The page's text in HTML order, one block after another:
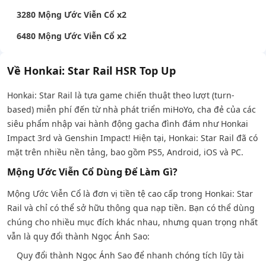
3280 Mộng Ước Viễn Cổ x2
6480 Mộng Ước Viễn Cổ x2
Về Honkai: Star Rail HSR Top Up
Honkai: Star Rail là tựa game chiến thuật theo lượt (turn-
based) miễn phí đến từ nhà phát triển miHoYo, cha đẻ của các
siêu phẩm nhập vai hành động gacha đình đám như Honkai
Impact 3rd và Genshin Impact! Hiện tại, Honkai: Star Rail đã có
mặt trên nhiều nền tảng, bao gồm PS5, Android, iOS và PC.
Mộng Ước Viễn Cổ Dùng Để Làm Gì?
Mộng Ước Viễn Cổ là đơn vị tiền tệ cao cấp trong Honkai: Star
Rail và chỉ có thể sở hữu thông qua nạp tiền. Bạn có thể dùng
chúng cho nhiều mục đích khác nhau, nhưng quan trọng nhất
vẫn là quy đổi thành Ngọc Ánh Sao:
Quy đổi thành Ngọc Ánh Sao để nhanh chóng tích lũy tài